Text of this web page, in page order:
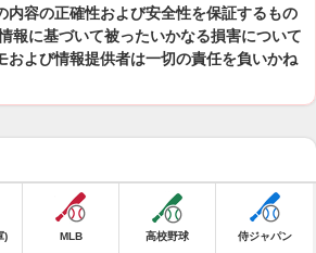
内容の正確性および安全性を保証するもの
報に基づいて被ったいかなる損害について
および情報提供者は一切の責任を負いかね
) MLB 高校野球 侍ジャパン